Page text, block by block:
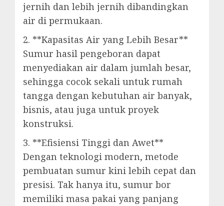
jernih dan lebih jernih dibandingkan
air di permukaan.
2. **Kapasitas Air yang Lebih Besar**
Sumur hasil pengeboran dapat
menyediakan air dalam jumlah besar,
sehingga cocok sekali untuk rumah
tangga dengan kebutuhan air banyak,
bisnis, atau juga untuk proyek
konstruksi.
3. **Efisiensi Tinggi dan Awet**
Dengan teknologi modern, metode
pembuatan sumur kini lebih cepat dan
presisi. Tak hanya itu, sumur bor
memiliki masa pakai yang panjang